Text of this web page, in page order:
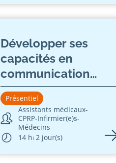
Développer ses
capacités en
communication
orale
Présentiel
Assistants médicaux-
CPRP-Infirmier(e)s-
Médecins
14 h⏐ 2 jour(s)